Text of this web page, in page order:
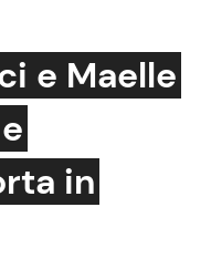
e TV
VIP
VIP
e Maelle
in